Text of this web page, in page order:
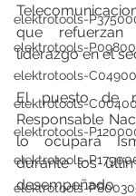
elektrotools-
elektrotools-
elektrotools-
elektrotools-
elektrotools-
elektrotools-
elektrotools-
que
liderazgo en el
El puesto de
Responsable
lo ocupará
durante los